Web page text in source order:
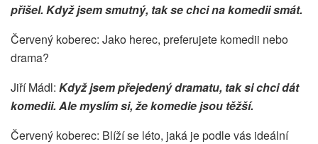
přišel. Když jsem smutný, tak se chci na komedii smát.
Červený koberec: Jako herec, preferujete komedii nebo
drama?
Jiří Mádl: Když jsem přejedený dramatu, tak si chci dát
komedii. Ale myslím si, že komedie jsou těžší.
Červený koberec: Blíží se léto, jaká je podle vás ideální